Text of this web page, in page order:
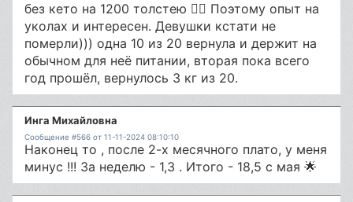
без кето на 1200 толстею 🤷‍♀️ Поэтому опыт на
уколах и интересен. Девушки кстати не
померли))) одна 10 из 20 вернула и держит на
обычном для неё питании, вторая пока всего
год прошёл, вернулось 3 кг из 20.
Инга Михайловна
Сообщение #566 от 11-11-2024 08:10:10
Наконец то , после 2-х месячного плато, у меня
минус !!! За неделю - 1,3 . Итого - 18,5 с мая 🌟